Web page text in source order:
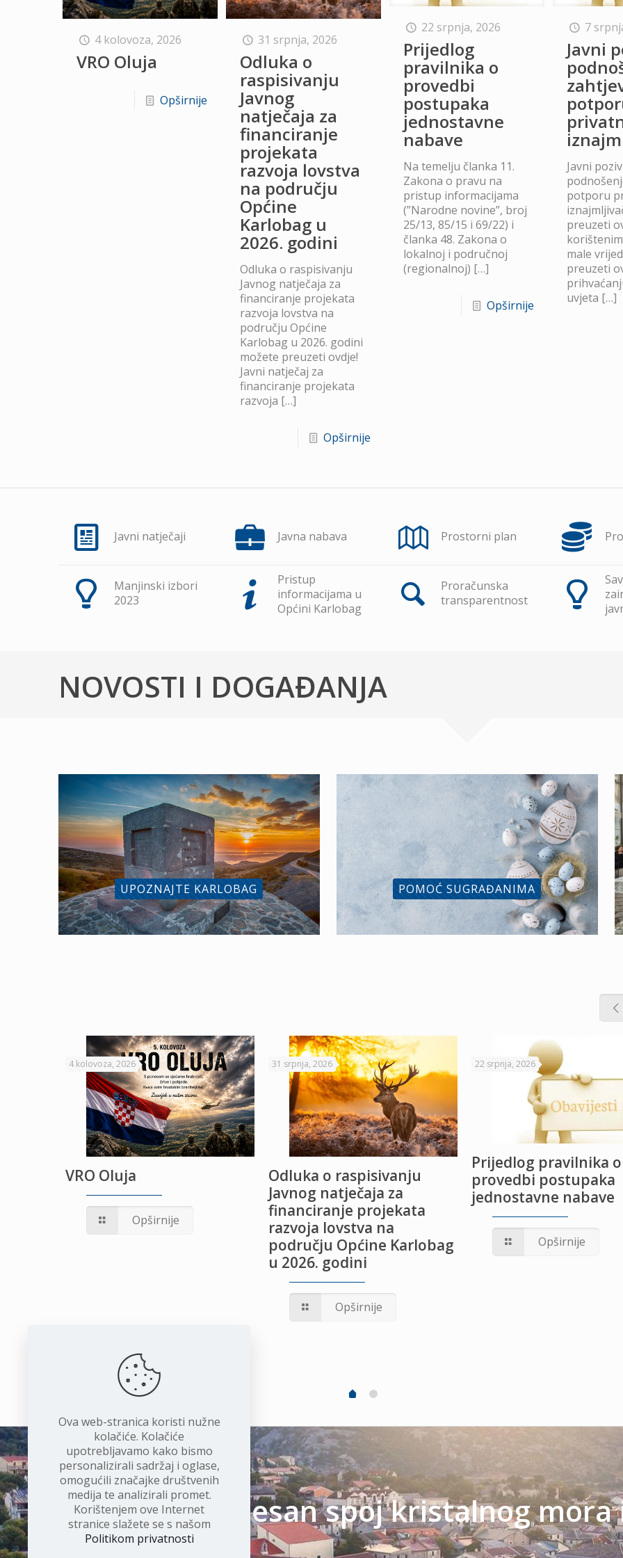
4 kolovoza, 2026
VRO Oluja
Opširnije
31 srpnja, 2026
Odluka o
raspisivanju
Javnog
natječaja za
financiranje
projekata
razvoja lovstva
na području
Općine
Karlobag u
2026. godini
Odluka o raspisivanju
Javnog natječaja za
financiranje projekata
razvoja lovstva na
području Općine
Karlobag u 2026. godini
možete preuzeti ovdje!
Javni natječaj za
financiranje projekata
razvoja […]
Opširnije
22 srpnja, 2026
Prijedlog
pravilnika o
provedbi
postupaka
jednostavne
nabave
Na temelju članka 11.
Zakona o pravu na
pristup informacijama
(”Narodne novine”, broj
25/13, 85/15 i 69/22) i
članka 48. Zakona o
lokalnoj i područnoj
(regionalnoj) […]
Opširnije
7
Javni
Javni
potporu
preuzeti
male
preuzeti
uvjeta […]
Javni natječaji Javna nabava Prostorni plan
Manjinski izbori
2023
Pristup
informacijama u
Općini Karlobag
Proračunska
transparentnost
NOVOSTI I DOGAĐANJA
UPOZNAJTE KARLOBAG POMOĆ SUGRAĐANIMA
4 kolovoza, 2026
VRO Oluja
Opširnije
31 srpnja, 2026
Odluka o raspisivanju
Javnog natječaja za
financiranje projekata
razvoja lovstva na
području Općine Karlobag
u 2026. godini
Opširnije
22 srpnja, 2026
Prijedlog pravilnika o
provedbi postupaka
jednostavne nabave
Opširnije
Čudesan spoj kristalnog
Ova web-stranica koristi nužne
kolačiće. Kolačiće
upotrebljavamo kako bismo
personalizirali sadržaj i oglase,
omogućili značajke društvenih
medija te analizirali promet.
Korištenjem ove Internet
stranice slažete se s našom
Politikom privatnosti